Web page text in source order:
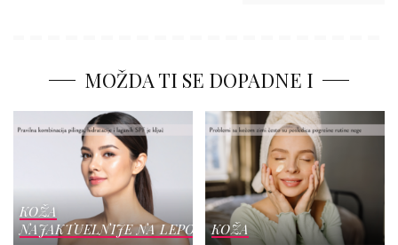
MOŽDA TI SE DOPADNE I
KOŽA
NAJAKTUELNIJE NA LEPOTICIKOŽA